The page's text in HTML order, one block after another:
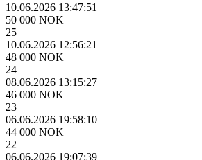
10.06.2026 13:47:51
50 000 NOK
25
10.06.2026 12:56:21
48 000 NOK
24
08.06.2026 13:15:27
46 000 NOK
23
06.06.2026 19:58:10
44 000 NOK
22
06.06.2026 19:07:39